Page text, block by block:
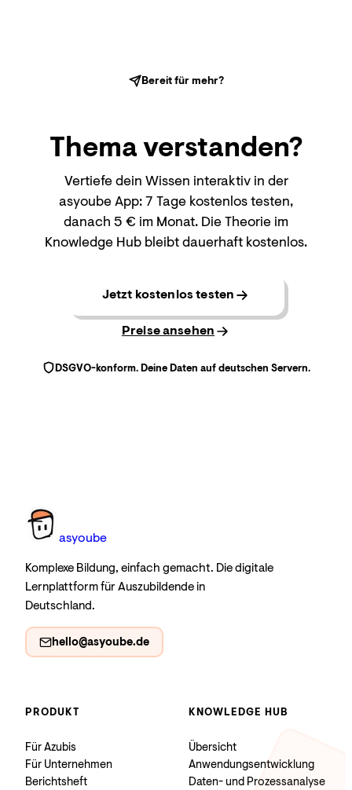
Bereit für mehr?
Themaverstanden?
Vertiefe dein Wissen interaktiv in der
asyoube App: 7 Tage kostenlos testen,
danach 5 € im Monat. Die Theorie im
Knowledge Hub bleibt dauerhaft kostenlos.
Jetzt kostenlos testen
Preise ansehen
DSGVO-konform. Deine Daten auf deutschen Servern.
asyoube
Komplexe Bildung, einfach gemacht. Die digitale
Lernplattform für Auszubildende in
Deutschland.
hello@asyoube.de
PRODUKT
Für Azubis
Für Unternehmen
Berichtsheft
KNOWLEDGE HUB
Übersicht
Anwendungsentwicklung
Daten- und Prozessanalyse